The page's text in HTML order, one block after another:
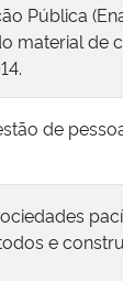
Pública
material de
de
e